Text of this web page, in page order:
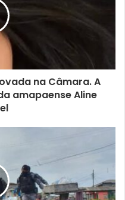
na Câmara. A
amapaense Aline